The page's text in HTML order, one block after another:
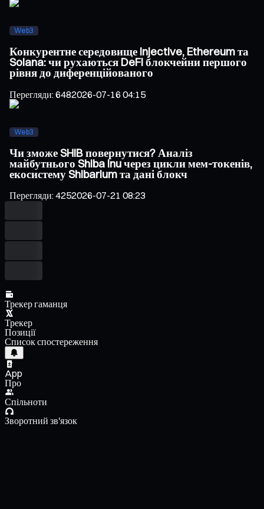
Web3
Конкурентне середовище Injective, Ethereum та
Solana: чи рухаються DeFi блокчейни першого
рівня до диференційованого
Перегляди:6482026-07-16 04:15
Web3
Чи зможе SHIB повернутися? Аналіз
майбутнього Shiba Inu через цикли мем-токенів,
екосистему Shibarium та дані блокч
Перегляди:4252026-07-21 08:23
Трекер гаманця
Трекер
Позиції
Список спостереження
App
Про
Спільноти
Зворотний зв'язок